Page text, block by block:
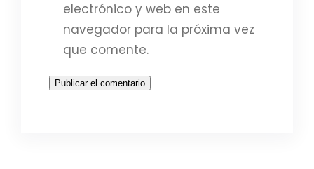
electrónico y web en este
navegador para la próxima vez
que comente.